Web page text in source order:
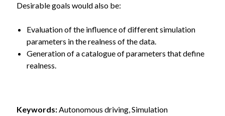
Desirable goals would also be:
Evaluation of the influence of different simulation
parameters in the realness of the data.
Generation of a catalogue of parameters that define
realness.
Keywords:Autonomous driving, Simulation